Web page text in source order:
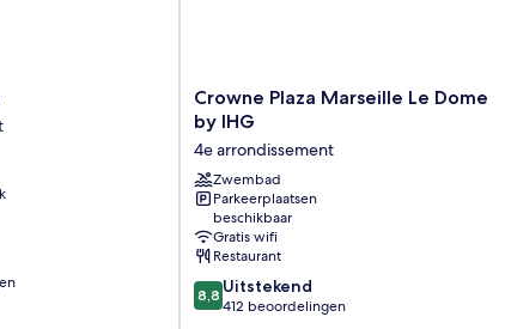
Crowne
Plaza
Marseille
Le
Dome
by
IHG
4e
arrondissement
Crowne Plaza Marseille Le Dome
by IHG
4e arrondissement
Zwembad
Parkeerplaatsen
beschikbaar
Gratis wifi
Restaurant
8.8
van
8,8 Uitstekend
412 beoordelingen